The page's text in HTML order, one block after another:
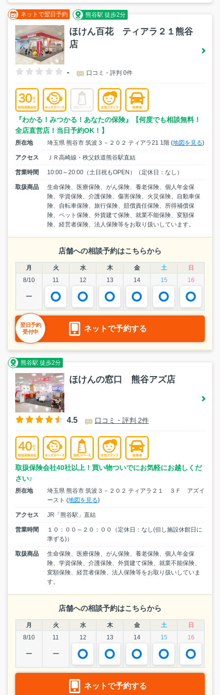
ネットで翌日予約 熊谷駅 徒歩2分
ほけん百花 ティアラ２１熊谷
店
- 口コミ・評判 0件
『わかる！みつかる！あなたの保険』【何度でも相談無料！
全店直営店！当日予約OK！】
所在地 埼玉県 熊谷市 筑波３－２０２ ティアラ21 1階 (地図を見る)
アクセス ＪＲ高崎線・秩父鉄道熊谷駅直結
営業時間 10:00～20:00（土日祝もOPEN）（定休日：なし）
取扱商品
生命保険、医療保険、がん保険、養老保険、個人年金保
険、学資保険、介護保険、傷害保険、火災保険、自動車保
険、自転車保険、旅行保険、賠償責任保険、所得補償保
険、ペット保険、外貨建て保険、就業不能保険、変額保
険、経営者保険、法人保険等をお取り扱いしています。
店舗への相談予約はこちらから
月 火 水 木 金 土
日
8/10
11 12 13 14 15 16
ー
ネットで予約する
翌日予約
受付中
熊谷駅 徒歩2分
ほけんの窓口 熊谷アズ店
4.5 口コミ・評判 2件
取扱保険会社40社以上！買い物ついでにお気軽にお越しくだ
さい♪
所在地
埼玉県 熊谷市 筑波３－２０２ ティアラ２１ ３Ｆ アズイ
ースト (地図を見る)
アクセス JR「熊谷駅」直結
営業時間
１０：００～２０：００（定休日：なし(但し施設休館日に
準ずる)）
取扱商品
生命保険、医療保険、がん保険、養老保険、個人年金保
険、学資保険、介護保険、外貨建て保険、就業不能保険、
変額保険、経営者保険、法人保険等をお取り扱いしていま
す。
店舗への相談予約はこちらから
月 火 水 木 金 土
日
8/10
11 12 13 14 15 16
ー ー
ネットで予約する